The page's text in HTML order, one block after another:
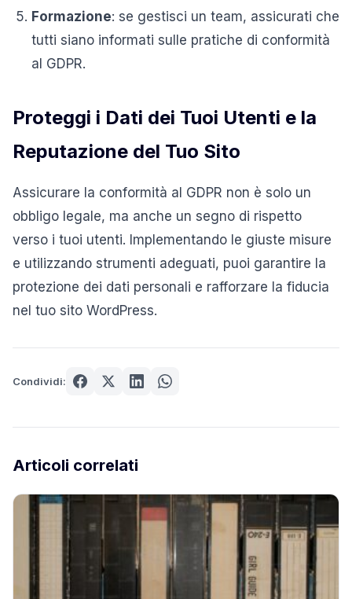
Formazione: se gestisci un team, assicurati che
tutti siano informati sulle pratiche di conformità
al GDPR.
Proteggi i Dati dei Tuoi Utenti e la
Reputazione del Tuo Sito
Assicurare la conformità al GDPR non è solo un
obbligo legale, ma anche un segno di rispetto
verso i tuoi utenti. Implementando le giuste misure
e utilizzando strumenti adeguati, puoi garantire la
protezione dei dati personali e rafforzare la fiducia
nel tuo sito WordPress.
Condividi:
Articoli correlati